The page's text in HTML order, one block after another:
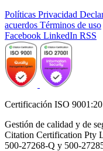
Políticas Privacidad
acuerdos Términos de uso
Facebook LinkedIn RSS
Certificación ISO
Gestión de calidad y de
Citation Certification Pty
500-27268-Q y 500-